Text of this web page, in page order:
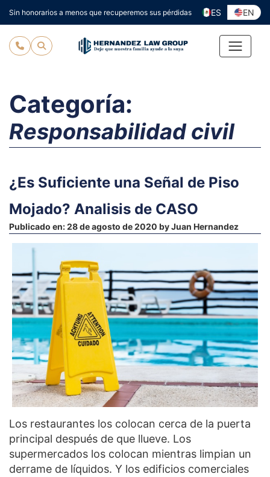
al
contenido
Sin honorarios a menos que recuperemos sus pérdidas ES EN
Categoría:
Responsabilidad civil
¿Es Suficiente una Señal de Piso
Mojado? Analisis de CASO
Publicado en:28 de agosto de 2020 byJuan Hernandez
Los restaurantes los colocan cerca de la puerta
principal después de que llueve. Los
supermercados los colocan mientras limpian un
derrame de líquidos. Y los edificios comerciales